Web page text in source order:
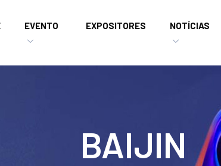
EVENTO EXPOSITORES NOTÍCIAS
BAIJIN